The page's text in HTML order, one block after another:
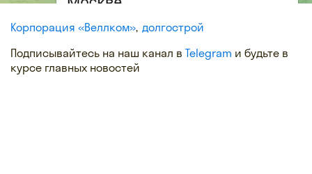
Корпорация «Веллком» долгострой
Подписывайтесь на наш канал в Telegram и будьте в
курсе главных новостей